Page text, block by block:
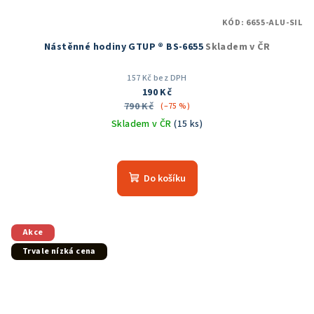
Nástěnné hodiny GTUP ® BS-6655 Skladem v ČR
157 Kč bez DPH
190 Kč
790 Kč (–75 %)
Skladem v ČR(15 ks)
hodnocení
produktu
Do košíku
KÓD: 6655-ALU-SIL
Akce
Trvale nízká cena